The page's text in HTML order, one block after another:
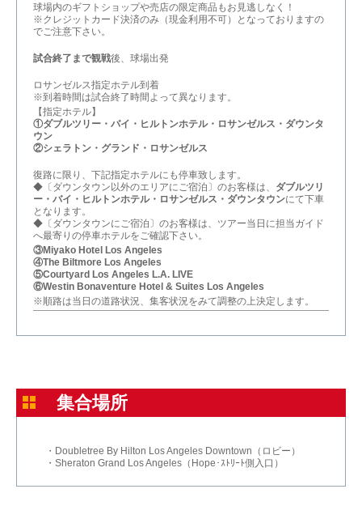
球場内のギフトショップや売店の限定商品もお見逃しなく！
※クレジットカード決済のみ（現金利用不可）となっておりますの
でご注意下さい。
試合終了まで観戦後、球場出発
ロサンゼルス指定ホテル到着
※到着時間は試合終了時間よって異なります。
【指定ホテル】
①ダブルツリー・バイ・ヒルトンホテル・ロサンゼルス・ダウンタ
ウン
②シェラトン・グランド・ロサンゼルス
復路に限り、下記指定ホテルにも停車致します。
◆〔ダウンタウン以外のエリアにご宿泊〕のお客様は、 ダブルツリ
ー・バイ・ヒルトンホテル・ロサンゼルス・ダウンタウンにて下車
となります。
◆〔ダウンタウンにご宿泊〕のお客様は、ツアー当日に担当ガイド
へ最寄りの停車ホテルをご確認下さい。
③Miyako Hotel Los Angeles
④The Biltmore Los Angeles
⑤Courtyard Los Angeles L.A. LIVE
⑥Westin Bonaventure Hotel & Suites Los Angeles
※順路は当日の道路状況、集客状況をみて調整の上決定します。
集合場所
・Doubletree By Hilton Los Angeles Downtown（ロビー）
・Sheraton Grand Los Angeles（Hope･ｽﾄﾘｰﾄ側入口）